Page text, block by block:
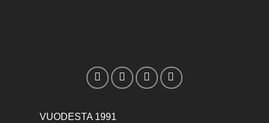
sivulla.
VUODESTA 1991